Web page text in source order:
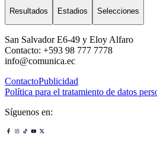
Resultados Estadios Selecciones
San Salvador E6-49 y Eloy Alfaro
Contacto: +593 98 777 7778
info@comunica.ec
ContactoPublicidad
Política para el tratamiento de datos
Síguenos en: